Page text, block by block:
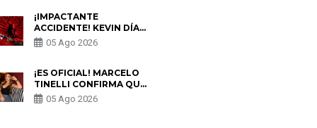
¡IMPACTANTE
ACCIDENTE! KEVIN DÍAZ
CAE DESDE OCHO
METROS EN “ESTO ES
PREOCUPACIÓN
05 Ago 2026
¡ES OFICIAL! MARCELO
TINELLI CONFIRMA QUE
REGRESÓ CON MILETT
FIGUEROA: “EL AMOR
05 Ago 2026